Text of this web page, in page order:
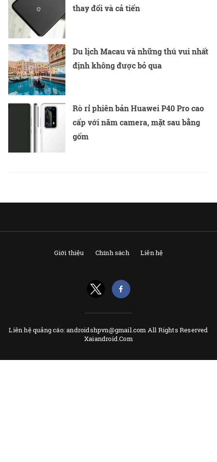
thay đổi và cả tiến
Du lịch Macau và những thú vui nhất
định không được bỏ qua
Rò rỉ phiên bản Huawei P40 Pro cao
cấp với năm camera, mặt sau bằng
gốm
Giới thiệu Chính sách Liên hệ
Liên hệ quảng cáo: androidshpvn@gmail.com All Rights Reserved
Xaiandroid.Com